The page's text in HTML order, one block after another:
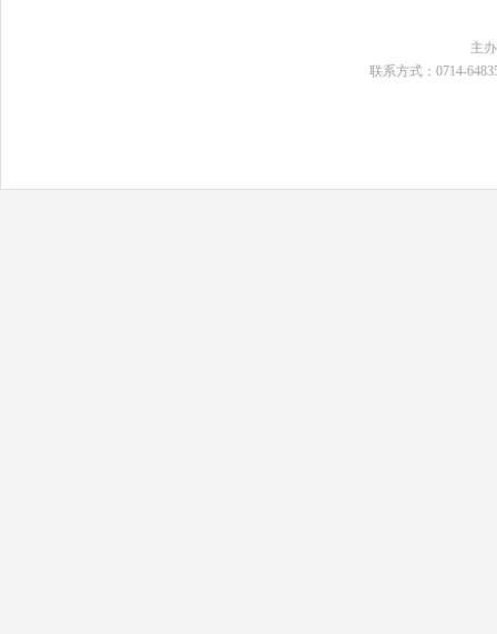
主
联系方式：0714-